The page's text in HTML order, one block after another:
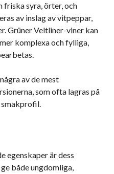
friska syra, örter, och
av inslag av vitpeppar,
Grüner Veltliner-viner kan
komplexa och fylliga,
av de mest
som ofta lagras på
egenskaper är dess
både ungdomliga,